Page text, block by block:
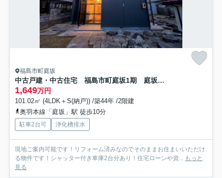
福島市町庭坂
中古戸建・中古住宅 福島市町庭坂1期 庭坂小学校・吾妻中学校
1,649万円
101.02㎡ (4LDK＋S(納戸)) /築44年 /2階建
奥羽本線「庭坂」駅 徒歩10分
駐車2台可 浄化槽排水
現地ご案内可能です！リフォーム済みなのでそのままお住まいいただけ
る物件です！シャッター付き車庫2台分あり！住宅ローンや資... もっと
見る